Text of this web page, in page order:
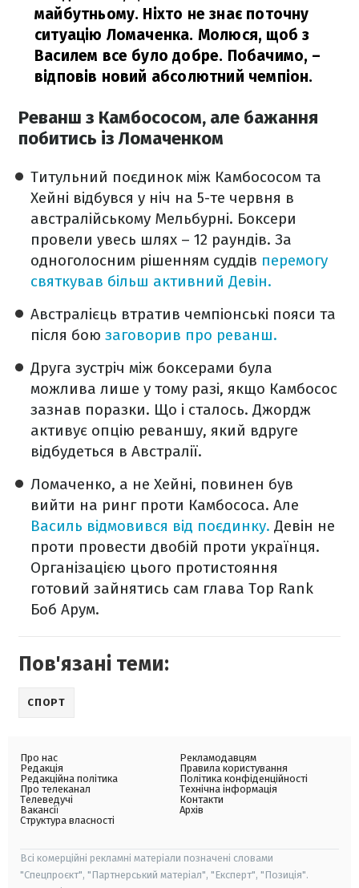
майбутньому. Ніхто не знає поточну
ситуацію Ломаченка. Молюся, щоб з
Василем все було добре. Побачимо, –
відповів новий абсолютний чемпіон.
Реванш з Камбососом, але бажання
побитись із Ломаченком
Титульний поєдинок між Камбососом та
Хейні відбувся у ніч на 5-те червня в
австралійському Мельбурні. Боксери
провели увесь шлях – 12 раундів. За
одноголосним рішенням суддів перемогу
святкував більш активний Девін.
Австралієць втратив чемпіонські пояси та
після бою заговорив про реванш.
Друга зустріч між боксерами була
можлива лише у тому разі, якщо Камбосос
зазнав поразки. Що і сталось. Джордж
активує опцію реваншу, який вдруге
відбудеться в Австралії.
Ломаченко, а не Хейні, повинен був
вийти на ринг проти Камбососа. Але
Василь відмовився від поєдинку. Девін не
проти провести двобій проти українця.
Організацією цього протистояння
готовий зайнятись сам глава Top Rank
Боб Арум.
Пов'язані теми:
СПОРТ
Про нас
Редакція
Редакційна політика
Про телеканал
Телеведучі
Вакансії
Структура власності
Рекламодавцям
Правила користування
Політика конфіденційності
Технічна інформація
Контакти
Архів
Всі комерційні рекламні матеріали позначені словами
"Спецпроєкт", "Партнерський матеріал", "Експерт", "Позиція".